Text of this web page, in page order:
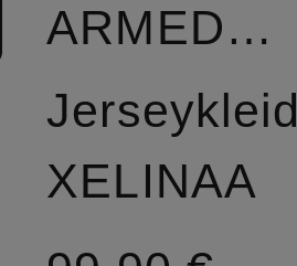
ARMEDANGELS
Jerseykleid
XELINAA